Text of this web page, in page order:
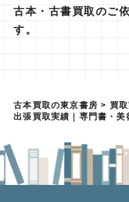
古本・古書買取のご
す。
古本買取の東京書房 > 買
出張買取実績｜専門書・